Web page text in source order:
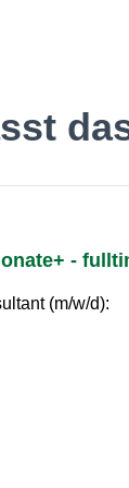
-
(m/w/d):